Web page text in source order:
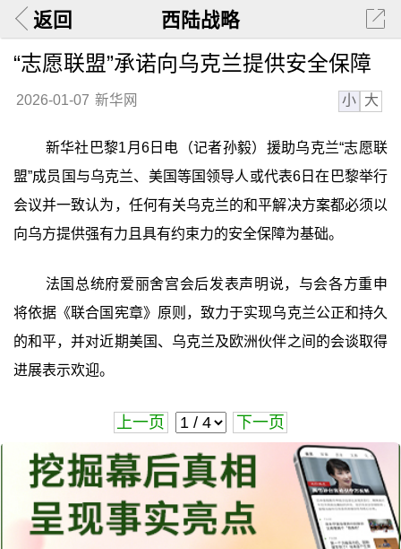
返回 西陆战略
“志愿联盟”承诺向乌克兰提供安全保障
2026-01-07 新华网 小 大
新华社巴黎1月6日电（记者孙毅）援助乌克兰“志愿联
盟”成员国与乌克兰、美国等国领导人或代表6日在巴黎举行
会议并一致认为，任何有关乌克兰的和平解决方案都必须以
向乌方提供强有力且具有约束力的安全保障为基础。
法国总统府爱丽舍宫会后发表声明说，与会各方重申
将依据《联合国宪章》原则，致力于实现乌克兰公正和持久
的和平，并对近期美国、乌克兰及欧洲伙伴之间的会谈取得
进展表示欢迎。
上一页 下一页